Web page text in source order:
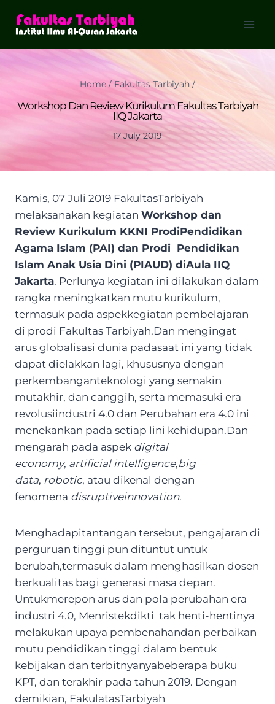
Home / Fakultas Tarbiyah /
Workshop Dan Review Kurikulum Fakultas Tarbiyah
IIQ Jakarta
17 July 2019
Kamis, 07 Juli 2019 FakultasTarbiyah
melaksanakan kegiatan Workshop dan
Review Kurikulum KKNI ProdiPendidikan
Agama Islam (PAI) dan Prodi Pendidikan
Islam Anak Usia Dini (PIAUD) diAula IIQ
Jakarta. Perlunya kegiatan ini dilakukan dalam
rangka meningkatkan mutu kurikulum,
termasuk pada aspekkegiatan pembelajaran
di prodi Fakultas Tarbiyah.Dan mengingat
arus globalisasi dunia padasaat ini yang tidak
dapat dielakkan lagi, khususnya dengan
perkembanganteknologi yang semakin
mutakhir, dan canggih, serta memasuki era
revolusiindustri 4.0 dan Perubahan era 4.0 ini
menekankan pada setiap lini kehidupan.Dan
mengarah pada aspek digital
economy, artificial intelligence,big
data, robotic, atau dikenal dengan
fenomena disruptiveinnovation.
Menghadapitantangan tersebut, pengajaran di
perguruan tinggi pun dituntut untuk
berubah,termasuk dalam menghasilkan dosen
berkualitas bagi generasi masa depan.
Untukmerepon arus dan pola perubahan era
industri 4.0, Menristekdikti tak henti-hentinya
melakukan upaya pembenahandan perbaikan
mutu pendidikan tinggi dalam bentuk
kebijakan dan terbitnyanyabeberapa buku
KPT, dan terakhir pada tahun 2019. Dengan
demikian, FakulatasTarbiyah